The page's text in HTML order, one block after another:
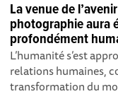
La venue de
photographie aura
profondément
L’humanité s’est
relations humaines,
transformation du